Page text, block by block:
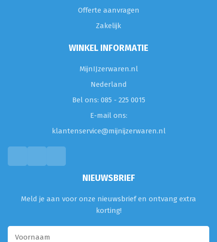
Offerte aanvragen
Zakelijk
WINKEL INFORMATIE
MijnIJzerwaren.nl
Nederland
Bel ons: 085 - 225 0015
E-mail ons:
klantenservice@mijnijzerwaren.nl
NIEUWSBRIEF
Meld je aan voor onze nieuwsbrief en ontvang extra
korting!